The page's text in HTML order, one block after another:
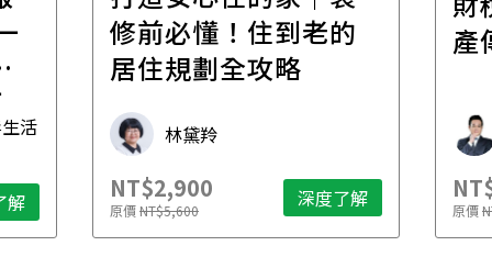
活
解
修前必懂！住到老的
居住規劃全攻略
林黛羚
NT$2,900
原價NT$5,600 深度了解
產
原價